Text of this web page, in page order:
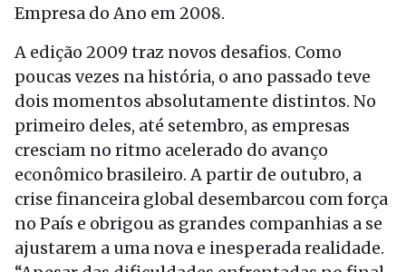
Empresa do Ano em 2008.
A edição 2009 traz novos desafios. Como
poucas vezes na história, o ano passado teve
dois momentos absolutamente distintos. No
primeiro deles, até setembro, as empresas
cresciam no ritmo acelerado do avanço
econômico brasileiro. A partir de outubro, a
crise financeira global desembarcou com força
no País e obrigou as grandes companhias a se
ajustarem a uma nova e inesperada realidade.